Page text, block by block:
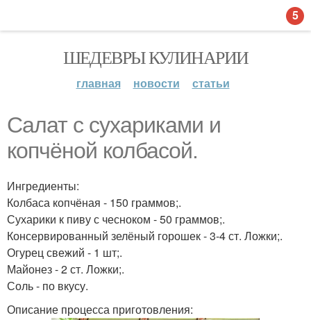
ШЕДЕВРЫ КУЛИНАРИИ
главная новости статьи
Салат с сухариками и
копчёной колбасой.
Ингредиенты:
Колбаса копчёная - 150 граммов;.
Сухарики к пиву с чесноком - 50 граммов;.
Консервированный зелёный горошек - 3-4 ст. Ложки;.
Огурец свежий - 1 шт;.
Майонез - 2 ст. Ложки;.
Соль - по вкусу.
Описание процесса приготовления:
5